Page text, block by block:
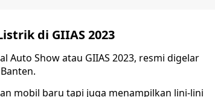
di GIIAS 2023
Show atau GIIAS 2023, resmi digelar
mobil baru tapi juga menampilkan lini-lini